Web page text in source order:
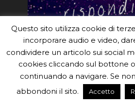
#eduinaf #inaf
Theme created by Meks.
Questo sito utilizza cookie di
incorporare audio e video,
condividere un articolo sui social
cookies cliccando sul bottone
continuando a navigare. Se
abbondoni il sito.
Accetto